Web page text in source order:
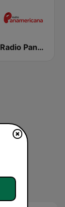
Radio Panamericana